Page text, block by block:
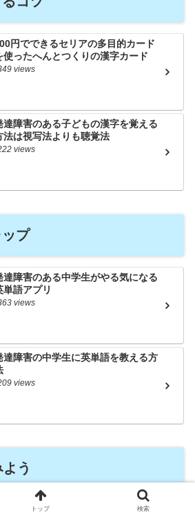
円でできるセリアの多目的カード
使ったへんとつくりの漢字カード
views
達障害のある子どもの漢字を覚える
法は視写法よりも聴覚法
views
プ
達障害のある中学生がやる気になる
単語アプリ
views
達障害の中学生に英単語を教える方
views
う
音声発声型意思伝達アプリ「かなトー
トップ 検索